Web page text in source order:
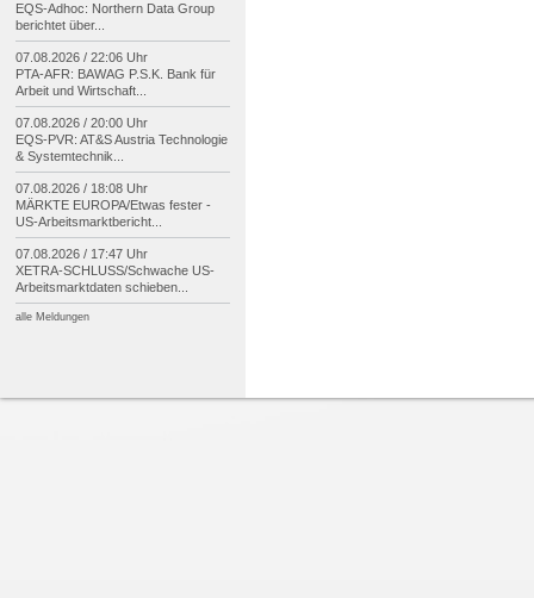
EQS-Adhoc: Northern Data Group
berichtet über...
07.08.2026 / 22:06 Uhr
PTA-AFR: BAWAG P.S.K. Bank für
Arbeit und Wirtschaft...
07.08.2026 / 20:00 Uhr
EQS-PVR: AT&S Austria Technologie
& Systemtechnik...
07.08.2026 / 18:08 Uhr
MÄRKTE EUROPA/Etwas fester -
US-Arbeitsmarktbericht...
07.08.2026 / 17:47 Uhr
XETRA-SCHLUSS/Schwache US-
Arbeitsmarktdaten schieben...
alle Meldungen